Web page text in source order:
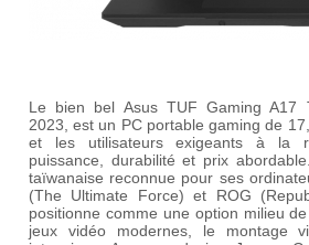
Le bien bel Asus TUF Gaming A17
2023, est un PC portable gaming de
et les utilisateurs exigeants à la
puissance, durabilité et prix
taïwanaise reconnue pour ses
(The Ultimate Force) et ROG
positionne comme une option milieu
jeux vidéo modernes, le montage